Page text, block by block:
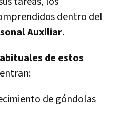
dentro del
Auxiliar.
de estos
de góndolas